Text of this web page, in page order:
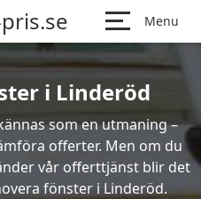
Menu
i Linderöd
som en utmaning –
offerter. Men om du
vår offerttjänst blir det
fönster i Linderöd.